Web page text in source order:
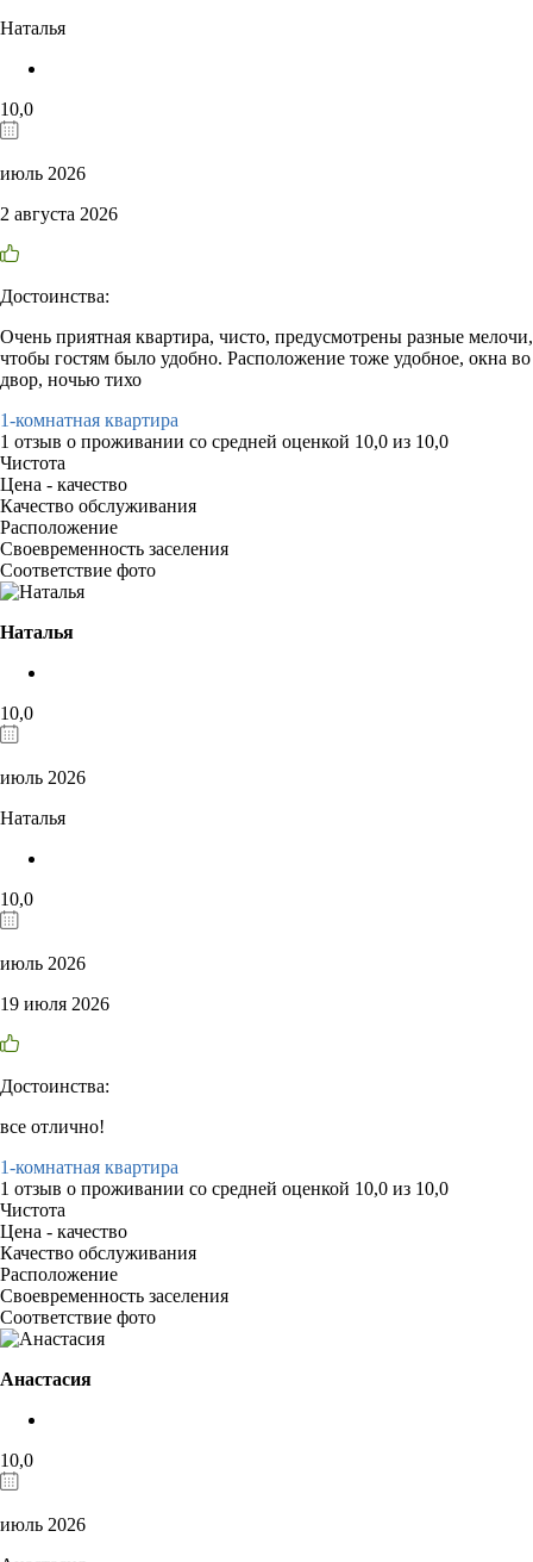
Наталья
10,0
июль 2026
2 августа 2026
Достоинства:
Очень приятная квартира, чисто, предусмотрены разные мелочи,
чтобы гостям было удобно. Расположение тоже удобное, окна во
двор, ночью тихо
1-комнатная квартира
1 отзыв о проживании со средней оценкой 10,0 из 10,0
Чистота
Цена - качество
Качество обслуживания
Расположение
Своевременность заселения
Соответствие фото
Наталья
10,0
июль 2026
Наталья
10,0
июль 2026
19 июля 2026
Достоинства:
все отлично!
1-комнатная квартира
1 отзыв о проживании со средней оценкой 10,0 из 10,0
Чистота
Цена - качество
Качество обслуживания
Расположение
Своевременность заселения
Соответствие фото
Анастасия
10,0
июль 2026